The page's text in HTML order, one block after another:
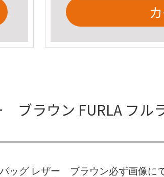
ブラウン FURLA フル
ッグ レザー ブラウン必ず画像に